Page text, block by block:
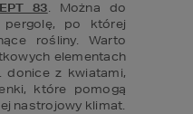
83. Można do
po której
rośliny. Warto
elementach
donice z kwiatami,
które pomogą
nastrojowy klimat.